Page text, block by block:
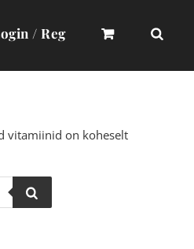
/ Reg
vitamiinid on koheselt